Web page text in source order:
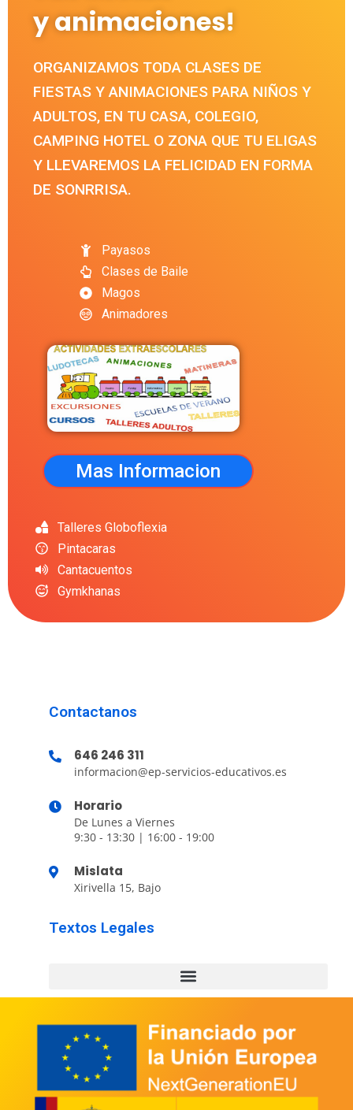
y animaciones!
ORGANIZAMOS TODA CLASES DE
FIESTAS Y ANIMACIONES PARA NIÑOS Y
ADULTOS, EN TU CASA, COLEGIO,
CAMPING HOTEL O ZONA QUE TU ELIGAS
Y LLEVAREMOS LA FELICIDAD EN FORMA
DE SONRRISA.
Payasos
Clases de Baile
Magos
Animadores
Mas Informacion
Talleres Globoflexia
Pintacaras
Cantacuentos
Gymkhanas
Contactanos
646 246 311
informacion@ep-servicios-educativos.es
Horario
De Lunes a Viernes
9:30 - 13:30 | 16:00 - 19:00
Mislata
Xirivella 15, Bajo
Textos Legales